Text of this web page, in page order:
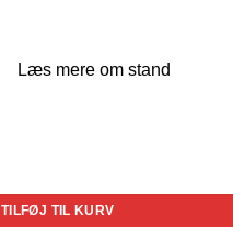
Læs mere om stand
TILFØJ TIL KURV